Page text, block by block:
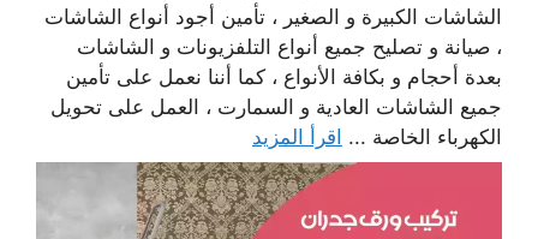
الشاشات الكبيرة و الصغير ، تأمين أجود أنواع الشاشات
، صيانة و تصليح جميع أنواع التلفزيونات و الشاشات
بعدة أحجام و بكافة الأنواع ، كما أننا نعمل على تأمين
جميع الشاشات العادية و السمارت ، العمل على تحويل
الكهرباء الخاصة ... اقرأ المزيد